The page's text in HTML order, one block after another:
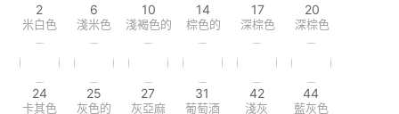
2
米白色
6
淺米色
10
淺褐色的
14
棕色的
17
深棕色
20
深棕色
24
卡其色
25
灰色的
27
灰亞麻
31
葡萄酒
42
淺灰
44
藍灰色